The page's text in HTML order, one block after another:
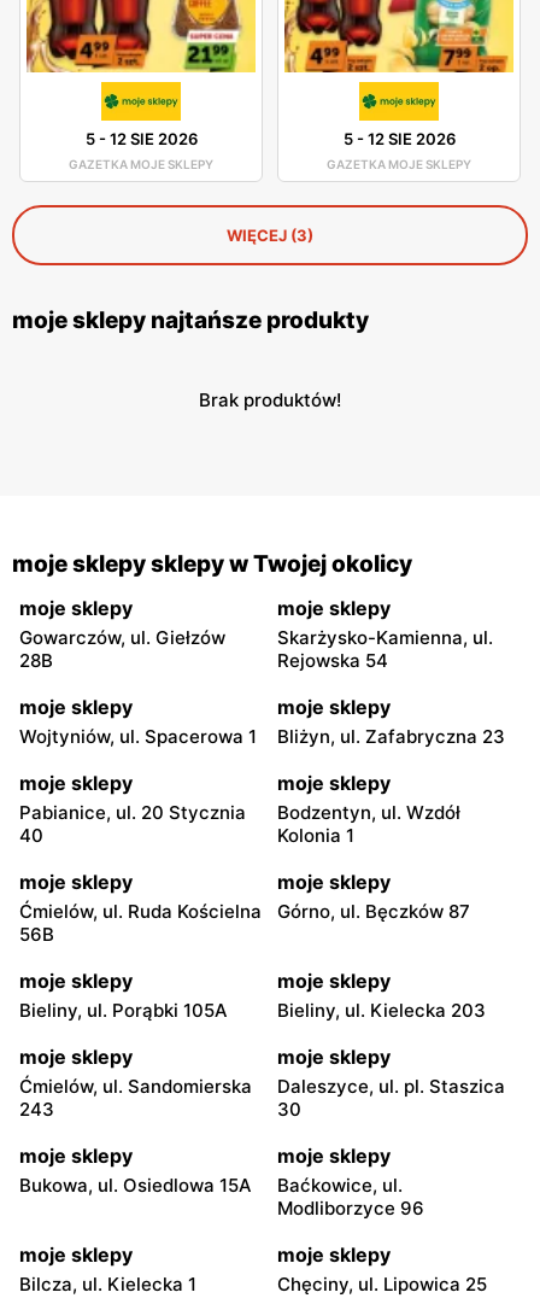
5-12 SIE 2026
GAZETKA MOJE SKLEPY
5-12 SIE 2026
GAZETKA MOJE SKLEPY
WIĘCEJ (3)
moje sklepy najtańsze produkty
Brak produktów!
moje sklepy sklepy w Twojej okolicy
moje sklepy
Gowarczów, ul. Giełzów
28B
moje sklepy
Skarżysko-Kamienna, ul.
Rejowska 54
moje sklepy
Wojtyniów, ul. Spacerowa 1
moje sklepy
Bliżyn, ul. Zafabryczna 23
moje sklepy
Pabianice, ul. 20 Stycznia
40
moje sklepy
Bodzentyn, ul. Wzdół
Kolonia 1
moje sklepy
Ćmielów, ul. Ruda Kościelna
56B
moje sklepy
Górno, ul. Bęczków 87
moje sklepy
Bieliny, ul. Porąbki 105A
moje sklepy
Bieliny, ul. Kielecka 203
moje sklepy
Ćmielów, ul. Sandomierska
243
moje sklepy
Daleszyce, ul. pl. Staszica
30
moje sklepy
Bukowa, ul. Osiedlowa 15A
moje sklepy
Baćkowice, ul.
Modliborzyce 96
moje sklepy
Bilcza, ul. Kielecka 1
moje sklepy
Chęciny, ul. Lipowica 25